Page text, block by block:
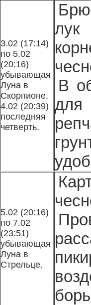
3.02 (17:14)
по 5.02
(20:16)
убывающая
Луна в
Скорпионе,
4.02 (20:39)
последняя
четверть.
В
для
5.02 (20:16)
по 7.02
(23:51)
убывающая
Луна в
Стрельце.